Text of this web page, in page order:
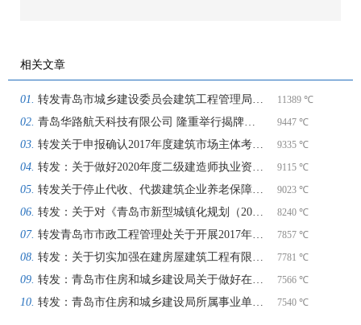
相关文章
11389 ℃
9447 ℃
9335 ℃
9115 ℃
9023 ℃
8240 ℃
7857 ℃
7781 ℃
7566 ℃
7540 ℃